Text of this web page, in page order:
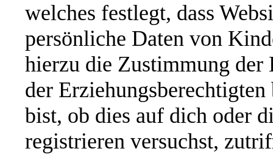
welches festlegt, dass
persönliche Daten von
hierzu die Zustimmung der
der
bist, ob dies auf dich oder
registrieren versuchst,